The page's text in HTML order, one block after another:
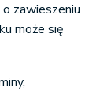
zawieszeniu
może się